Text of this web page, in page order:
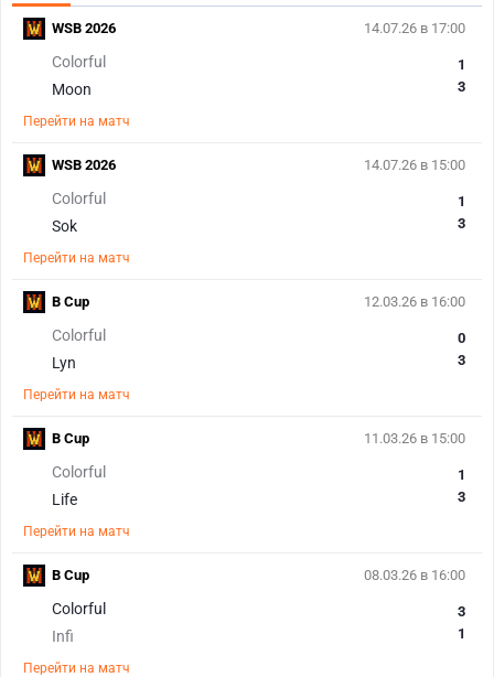
14.07.26 в 17:00
Colorful
Moon
1
3
Перейти на матч
WSB 2026
14.07.26 в 15:00
Colorful
Sok
1
3
Перейти на матч
WSB 2026
12.03.26 в 16:00
Colorful
Lyn
0
3
Перейти на матч
B Cup
11.03.26 в 15:00
Colorful
Life
1
3
Перейти на матч
B Cup
08.03.26 в 16:00
Colorful
Infi
3
1
Перейти на матч
B Cup